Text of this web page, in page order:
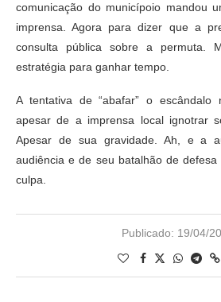
comunicação do municípoio mandou
imprensa. Agora para dizer que a
consulta pública sobre a permuta.
estratégia para ganhar tempo.
A tentativa de “abafar” o escândalo
apesar de a imprensa local ignotrar
Apesar de sua gravidade. Ah, e a
audiência e de seu batalhão de
culpa.
Publicado: 19/04/